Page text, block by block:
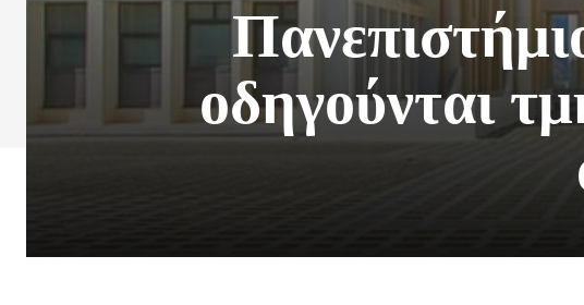
οδηγούνται